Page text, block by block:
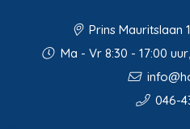
Prins Mauritslaan
Ma - Vr 8:30 - 17:00
046-